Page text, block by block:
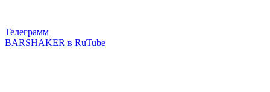
Телеграмм
BARSHAKER в RuTube